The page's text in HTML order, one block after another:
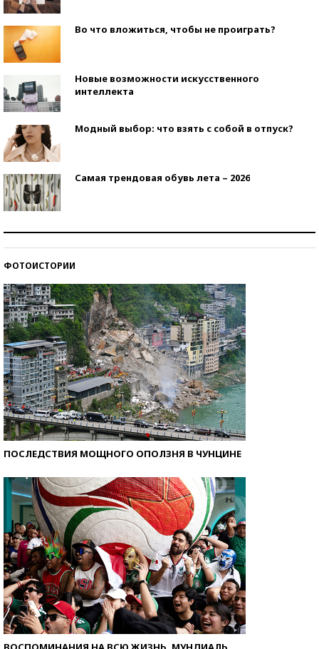
Во что вложиться, чтобы не проиграть?
Новые возможности искусственного
интеллекта
Модный выбор: что взять с собой в отпуск?
Самая трендовая обувь лета – 2026
ФОТОИСТОРИИ
ПОСЛЕДСТВИЯ МОЩНОГО ОПОЛЗНЯ В ЧУНЦИНЕ